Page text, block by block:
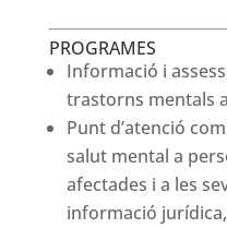
PROGRAMES
Informació i
trastorns mentals
Punt d’atenció
salut mental a
afectades i a les
informació